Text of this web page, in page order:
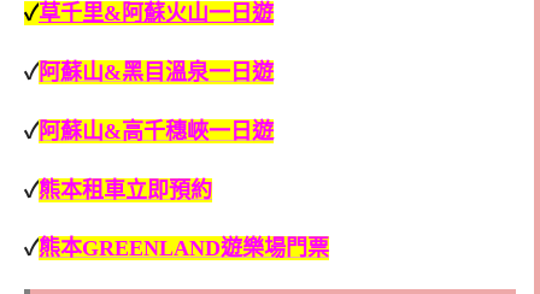
✓草千里&阿蘇火山一日遊
✓阿蘇山&黑目溫泉一日遊
✓阿蘇山&高千穗峽一日遊
✓熊本租車立即預約
✓熊本GREENLAND遊樂場門票